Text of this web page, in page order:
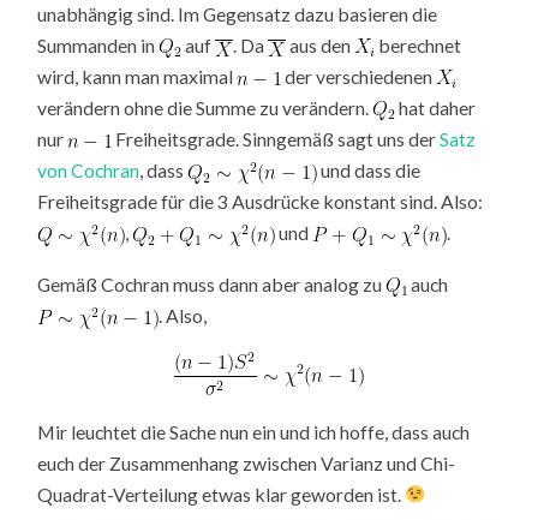
unabhängig sind. Im Gegensatz dazu basieren die
Summanden in
auf . Da aus den
berechnet
wird, kann man maximal
der verschiedenen
verändern ohne die Summe zu verändern.
hat daher
nur
Freiheitsgrade. Sinngemäß sagt uns derSatz
von Cochran , dass
und dass die
Freiheitsgrade für die 3 Ausdrücke konstant sind. Also:
,
und
Gemäß Cochran muss dann aber analog zu
auch
. Also,
Mir leuchtet die Sache nun ein und ich hoffe, dass auch
euch der Zusammenhang zwischen Varianz und Chi-
Quadrat-Verteilung etwas klar geworden ist.